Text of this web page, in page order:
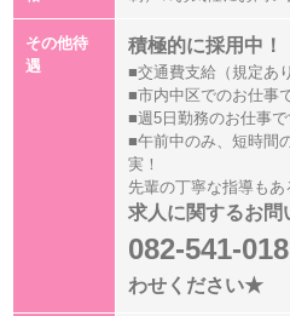
その他待
遇
積極的に採用中！
■交通費支給（規定あ
■市内中区でのお仕事
■週5日勤務のお仕事で
■午前中のみ、短時間
実！
先輩の丁寧な指導もあ
求人に関するお問
082-541-
わせください★